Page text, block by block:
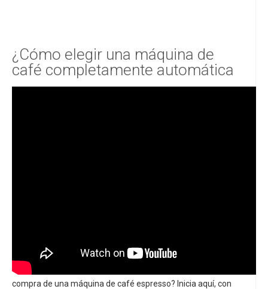
¿Cómo elegir una máquina de
café completamente automática
compra de una máquina de café espresso? Inicia aquí, con